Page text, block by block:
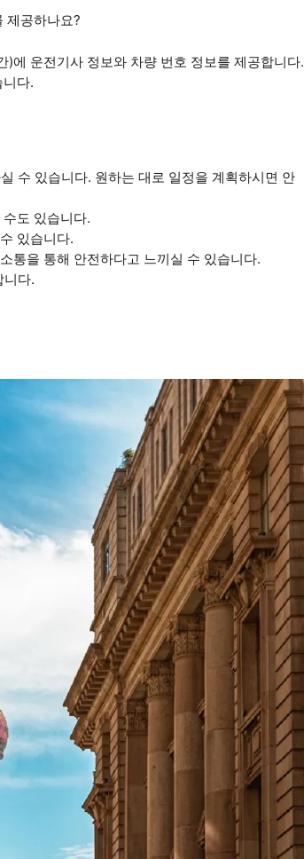
제공하나요?
에 운전기사 정보와 차량 번호 정보를 제공합니다.
다.
수 있습니다. 원하는 대로 일정을 계획하시면 안
도 있습니다.
있습니다.
통을 통해 안전하다고 느끼실 수 있습니다.
니다.